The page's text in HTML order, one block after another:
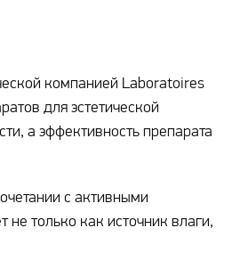
компанией Laboratoires
для эстетической
а эффективность препарата
с активными
только как источник влаги,